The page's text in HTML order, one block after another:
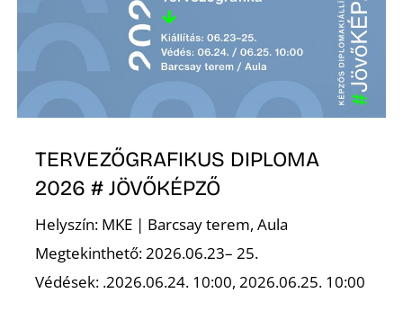
TERVEZŐGRAFIKUS DIPLOMA
2026 # JÖVŐKÉPZŐ
Helyszín: MKE | Barcsay terem, Aula
Megtekinthető: 2026.06.23– 25.
Védések: .2026.06.24. 10:00, 2026.06.25. 10:00